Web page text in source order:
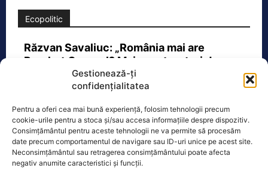
Gestionează-ți
confidențialitatea
Pentru a oferi cea mai bună experiență, folosim tehnologii precum
cookie-urile pentru a stoca și/sau accesa informațiile despre dispozitiv.
Consimțământul pentru aceste tehnologii ne va permite să procesăm
date precum comportamentul de navigare sau ID-uri unice pe acest site.
Neconsimțământul sau retragerea consimțământului poate afecta
negativ anumite caracteristici și funcții.
Ecopolitic
Răzvan Savaliuc: „România mai are
Parchet General? Mai are structuri de…
„15 martie 2023 – Ministerul Investitiilor
si Proiectelor Europene, condus pe
anunta plin de trufie:
[...]